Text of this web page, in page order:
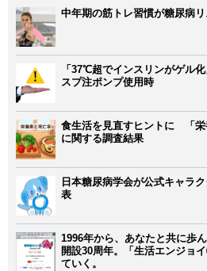
中年期の筋トレ習慣が糖尿病
「37℃超でインスリンがゲル
スプ注ポンプ使用時
食生活を見直すヒントに 「栄
に関する調査結果
日本糖尿病学会が公式キャラ
表
1996年から、あなたと共に歩
開設30周年。「生活エンジョ
ていく。